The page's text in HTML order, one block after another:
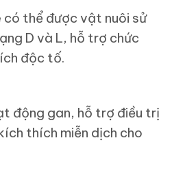
thể được vật nuôi sử
D và L, hỗ trợ chức
độc tố.
động gan, hỗ trợ điều trị
thích miễn dịch cho